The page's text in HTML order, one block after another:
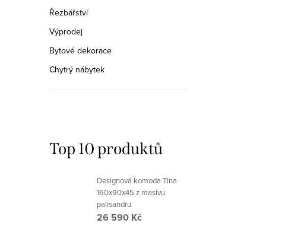
Řezbářství
Výprodej
Bytové dekorace
Chytrý nábytek
Top 10 produktů
Designová komoda Tina
160x90x45 z masivu
palisandru
26 590 Kč